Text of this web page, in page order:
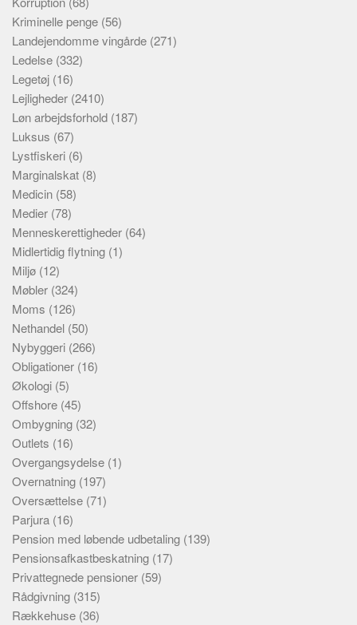
Kriminelle penge (56)
Landejendomme vingårde (271)
Ledelse (332)
Legetøj (16)
Lejligheder (2410)
Løn arbejdsforhold (187)
Luksus (67)
Lystfiskeri (6)
Marginalskat (8)
Medicin (58)
Medier (78)
Menneskerettigheder (64)
Midlertidig flytning (1)
Miljø (12)
Møbler (324)
Moms (126)
Nethandel (50)
Nybyggeri (266)
Obligationer (16)
Økologi (5)
Offshore (45)
Ombygning (32)
Outlets (16)
Overgangsydelse (1)
Overnatning (197)
Oversættelse (71)
Parjura (16)
Pension med løbende udbetaling (139)
Pensionsafkastbeskatning (17)
Privattegnede pensioner (59)
Rådgivning (315)
Rækkehuse (36)